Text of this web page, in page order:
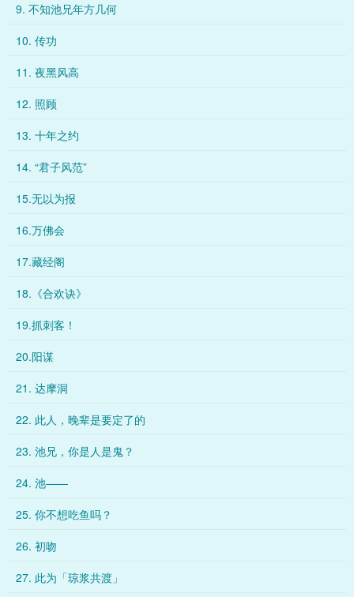
9. 不知池兄年方几何
10. 传功
11. 夜黑风高
12. 照顾
13. 十年之约
14. “君子风范”
15.无以为报
16.万佛会
17.藏经阁
18.《合欢诀》
19.抓刺客！
20.阳谋
21. 达摩洞
22. 此人，晚辈是要定了的
23. 池兄，你是人是鬼？
24. 池——
25. 你不想吃鱼吗？
26. 初吻
27. 此为「琼浆共渡」